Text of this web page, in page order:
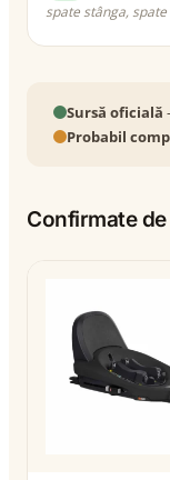
spate stânga,
Sursă oficială
Probabil
Confirmate